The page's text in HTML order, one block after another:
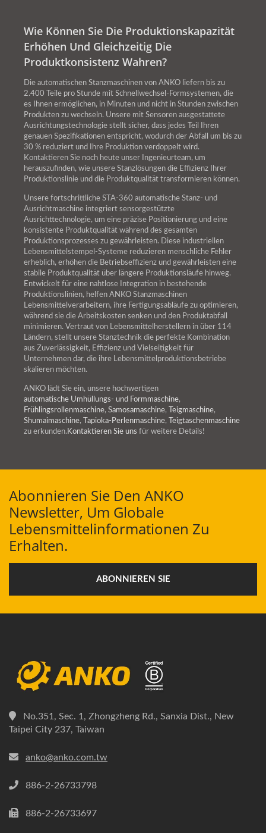
Wie Können Sie Die Produktionskapazität
Erhöhen Und Gleichzeitig Die
Produktkonsistenz Wahren?
Die automatischen Stanzmaschinen von ANKO liefern bis zu
2.400 Teile pro Stunde mit Schnellwechsel-Formsystemen, die
es Ihnen ermöglichen, in Minuten und nicht in Stunden zwischen
Produkten zu wechseln. Unsere mit Sensoren ausgestattete
Ausrichtungstechnologie stellt sicher, dass jedes Teil Ihren
genauen Spezifikationen entspricht, wodurch der Abfall um bis zu
30 % reduziert und Ihre Produktion verdoppelt wird.
Kontaktieren Sie noch heute unser Ingenieurteam, um
herauszufinden, wie unsere Stanzlösungen die Effizienz Ihrer
Produktionslinie und die Produktqualität transformieren können.
Unsere fortschrittliche STA-360 automatische Stanz- und
Ausrichtmaschine integriert sensorgestützte
Ausrichttechnologie, um eine präzise Positionierung und eine
konsistente Produktqualität während des gesamten
Produktionsprozesses zu gewährleisten. Diese industriellen
Lebensmittelstempel-Systeme reduzieren menschliche Fehler
erheblich, erhöhen die Betriebseffizienz und gewährleisten eine
stabile Produktqualität über längere Produktionsläufe hinweg.
Entwickelt für eine nahtlose Integration in bestehende
Produktionslinien, helfen ANKO Stanzmaschinen
Lebensmittelverarbeitern, ihre Fertigungsabläufe zu optimieren,
während sie die Arbeitskosten senken und den Produktabfall
minimieren. Vertraut von Lebensmittelherstellern in über 114
Ländern, stellt unsere Stanztechnik die perfekte Kombination
aus Zuverlässigkeit, Effizienz und Vielseitigkeit für
Unternehmen dar, die ihre Lebensmittelproduktionsbetriebe
skalieren möchten.
ANKO lädt Sie ein, unsere hochwertigen
automatische Umhüllungs- und Formmaschine,
Frühlingsrollenmaschine, Samosamaschine, Teigmaschine,
Shumaimaschine, Tapioka-Perlenmaschine,
Teigtaschenmaschine
zu erkunden.Kontaktieren Sie uns für weitere Details!
Abonnieren Sie Den ANKO
Newsletter, Um Globale
Lebensmittelinformationen Zu
Erhalten.
ABONNIEREN SIE
No.351, Sec. 1, Zhongzheng Rd., Sanxia Dist., New
Taipei City 237, Taiwan
anko@anko.com.tw
886-2-26733798
886-2-26733697